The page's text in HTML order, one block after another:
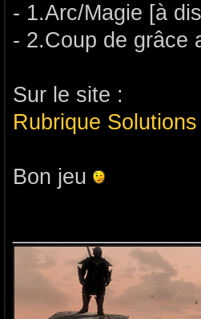
- 1.Arc/Magie [à
- 2.Coup de grâce
Sur le site :
Rubrique
Bon jeu